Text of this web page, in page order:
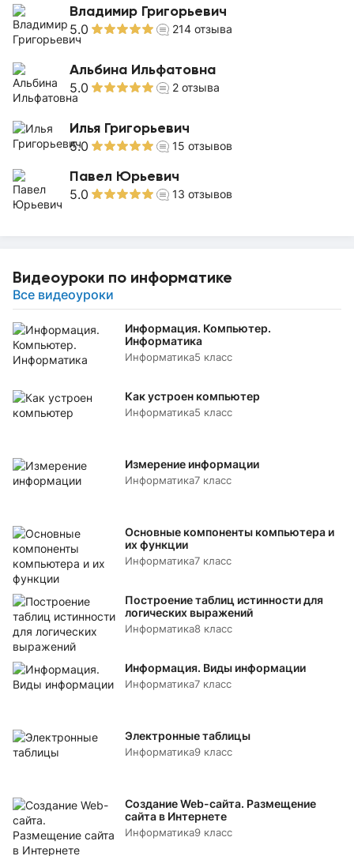
Владимир Григорьевич
5.0 214 отзыва
Альбина Ильфатовна
5.0 2 отзыва
Илья Григорьевич
5.0 15 отзывов
Павел Юрьевич
5.0 13 отзывов
Видеоуроки по информатике
Все видеоуроки
Информация. Компьютер.
Информатика
Информатика5 класс
Как устроен компьютер
Информатика5 класс
Измерение информации
Информатика7 класс
Основные компоненты компьютера и
их функции
Информатика7 класс
Построение таблиц истинности для
логических выражений
Информатика8 класс
Информация. Виды информации
Информатика7 класс
Электронные таблицы
Информатика9 класс
Создание Web-сайта. Размещение
сайта в Интернете
Информатика9 класс